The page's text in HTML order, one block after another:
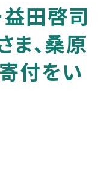
田啓司
ま、桑原
付をい